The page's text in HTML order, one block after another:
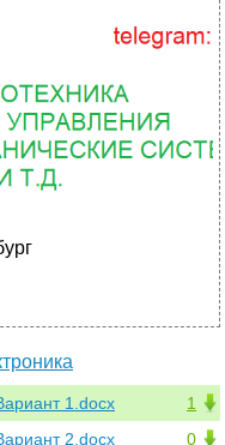
1
1.docx
0
2.docx